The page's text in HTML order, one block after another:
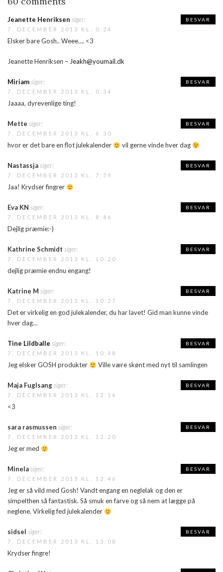
Jeanette Henriksen siger:
7. DECEMBER 2013 KL. 0:24
Elsker bare Gosh.. Weee…. <3
Jeanette Henriksen – Jeakh@youmail.dk
BESVAR
Miriamsiger:
7. DECEMBER 2013 KL. 0:34
Jaaaa, dyrevenlige ting!
BESVAR
Mette siger:
7. DECEMBER 2013 KL. 6:30
hvor er det bare en flot julekalender vil gerne vinde hver dag
BESVAR
Nastassjasiger:
7. DECEMBER 2013 KL. 7:59
Jaa! Krydser fingrer
BESVAR
Eva KN siger:
7. DECEMBER 2013 KL. 8:46
Dejlig præmie:-)
BESVAR
Kathrine Schmidt siger:
7. DECEMBER 2013 KL. 10:20
dejlig præmie endnu engang!
BESVAR
Katrine M siger:
7. DECEMBER 2013 KL. 10:27
Det er virkelig en god julekalender, du har lavet! Gid man kunne vinde
hver dag…
BESVAR
Tine Lildballe siger:
7. DECEMBER 2013 KL. 10:48
Jeg elsker GOSH produkter Ville være skønt med nyt til samlingen
BESVAR
Maja Fuglsangsiger:
7. DECEMBER 2013 KL. 12:16
<3
BESVAR
sara rasmussen siger:
7. DECEMBER 2013 KL. 12:20
Jeg er med
BESVAR
Minelasiger:
7. DECEMBER 2013 KL. 12:46
Jeg er så vild med Gosh! Vandt engang en neglelak og den er
simpelthen så fantastisk. Så smuk en farve og så nem at lægge på
neglene. Virkelig fed julekalender
BESVAR
sidsel siger:
7. DECEMBER 2013 KL. 13:08
Krydser fingre!
BESVAR